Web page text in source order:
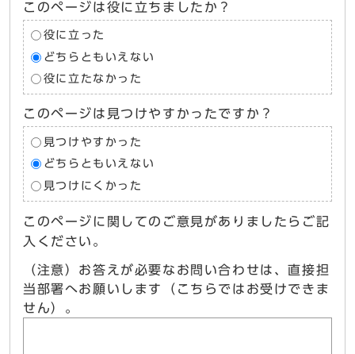
このページは役に立ちましたか？
役に立った
どちらともいえない
役に立たなかった
このページは見つけやすかったですか？
見つけやすかった
どちらともいえない
見つけにくかった
このページに関してのご意見がありましたらご記
入ください。
（注意）お答えが必要なお問い合わせは、直接担
当部署へお願いします（こちらではお受けできま
せん）。